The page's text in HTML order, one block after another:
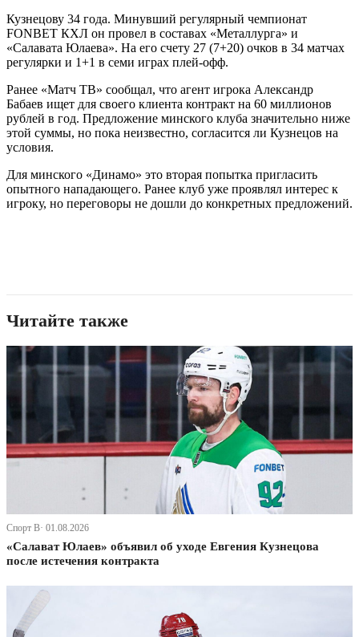
Кузнецову 34 года. Минувший регулярный чемпионат
FONBET КХЛ он провел в составах «Металлурга» и
«Салавата Юлаева». На его счету 27 (7+20) очков в 34 матчах
регулярки и 1+1 в семи играх плей-офф.
Ранее «Матч ТВ» сообщал, что агент игрока Александр
Бабаев ищет для своего клиента контракт на 60 миллионов
рублей в год. Предложение минского клуба значительно ниже
этой суммы, но пока неизвестно, согласится ли Кузнецов на
условия.
Для минского «Динамо» это вторая попытка пригласить
опытного нападающего. Ранее клуб уже проявлял интерес к
игроку, но переговоры не дошли до конкретных предложений.
Читайте также
Спорт В· 01.08.2026
«Салават Юлаев» объявил об уходе Евгения Кузнецова
после истечения контракта